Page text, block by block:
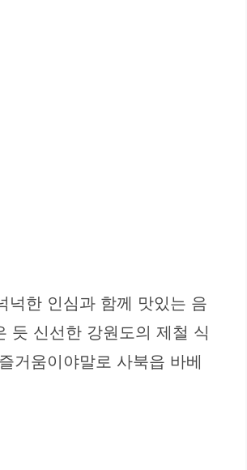
넉한 인심과 함께 맛있는 음
듯 신선한 강원도의 제철 식
거움이야말로 사북읍 바베